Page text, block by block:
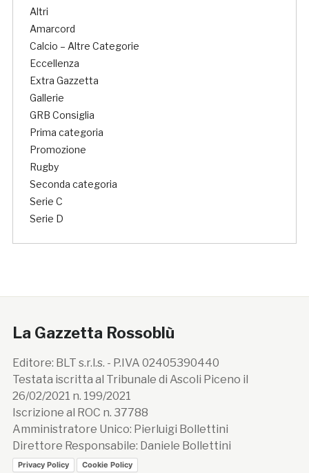
Altri
Amarcord
Calcio – Altre Categorie
Eccellenza
Extra Gazzetta
Gallerie
GRB Consiglia
Prima categoria
Promozione
Rugby
Seconda categoria
Serie C
Serie D
La Gazzetta Rossoblù
Editore: BLT s.r.l.s. - P.IVA 02405390440
Testata iscritta al Tribunale di Ascoli Piceno il
26/02/2021 n. 199/2021
Iscrizione al ROC n. 37788
Amministratore Unico: Pierluigi Bollettini
Direttore Responsabile: Daniele Bollettini
Privacy Policy Cookie Policy